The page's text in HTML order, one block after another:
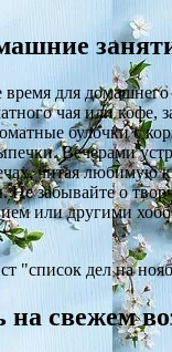
время для
чая или кофе,
булочки с
Вечерами
читая любимую
забывайте о
или другими
свежем